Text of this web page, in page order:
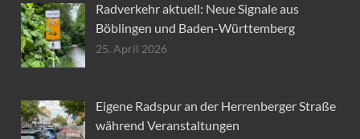
Radverkehr aktuell: Neue Signale aus
Böblingen und Baden-Württemberg
25. April 2026
Eigene Radspur an der Herrenberger Straße
während Veranstaltungen